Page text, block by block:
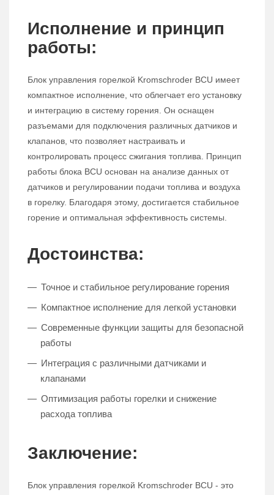
Исполнение и принцип
работы:
Блок управления горелкой Kromschroder BCU имеет
компактное исполнение, что облегчает его установку
и интеграцию в систему горения. Он оснащен
разъемами для подключения различных датчиков и
клапанов, что позволяет настраивать и
контролировать процесс сжигания топлива. Принцип
работы блока BCU основан на анализе данных от
датчиков и регулировании подачи топлива и воздуха
в горелку. Благодаря этому, достигается стабильное
горение и оптимальная эффективность системы.
Достоинства:
Точное и стабильное регулирование горения
Компактное исполнение для легкой установки
Современные функции защиты для безопасной
работы
Интеграция с различными датчиками и
клапанами
Оптимизация работы горелки и снижение
расхода топлива
Заключение:
Блок управления горелкой Kromschroder BCU - это